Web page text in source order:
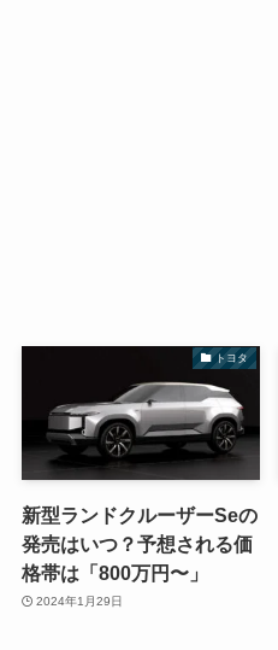
トヨタ
新型ランドクルーザーSeの
発売はいつ？予想される価
格帯は「800万円〜」
2024年1月29日